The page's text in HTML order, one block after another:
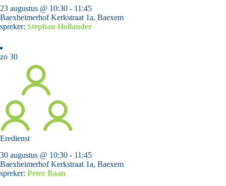
23 augustus @ 10:30 - 11:45
BaexheimerhofKerkstraat 1a, Baexem
spreker: Stephan Hollander
zo 30
Eredienst
30 augustus @ 10:30 - 11:45
BaexheimerhofKerkstraat 1a, Baexem
spreker: Peter Baan